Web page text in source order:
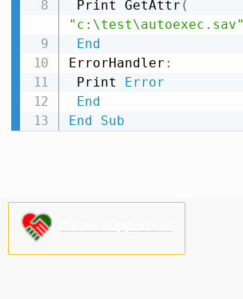
Print GetAttr (
"c:\test\autoexec.sav"
End
ErrorHandler :
Print Error
End
End
Sub